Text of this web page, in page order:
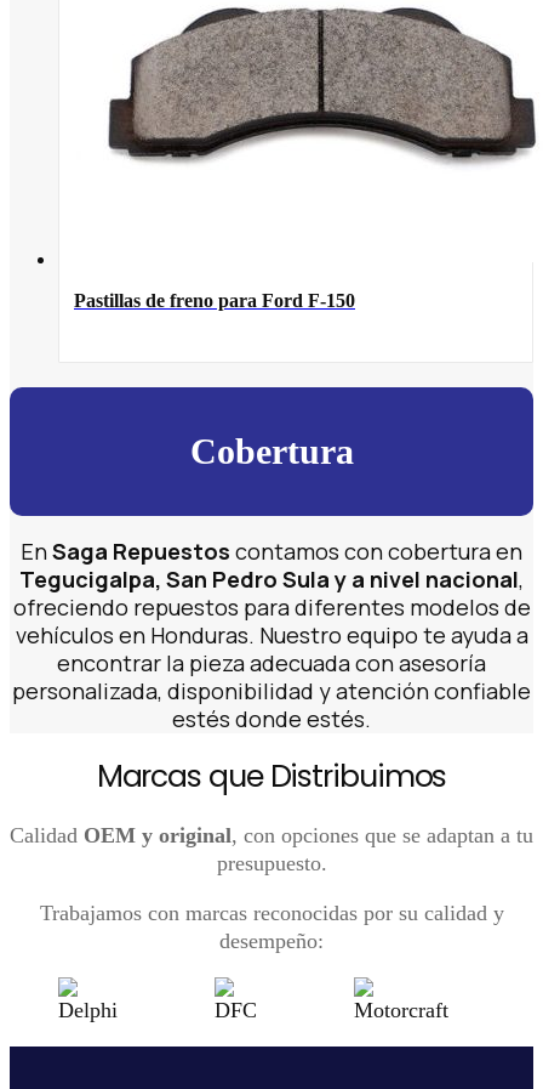
Pastillas de freno para Ford F-150
Cobertura
EnSaga Repuestos contamos con cobertura en
Tegucigalpa, San Pedro Sula y a nivel nacional,
ofreciendo repuestos para diferentes modelos de
vehículos en Honduras. Nuestro equipo te ayuda a
encontrar la pieza adecuada con asesoría
personalizada, disponibilidad y atención confiable
estés donde estés.
Marcas que Distribuimos
Calidad OEM y original, con opciones que se adaptan a tu
presupuesto.
Trabajamos con marcas reconocidas por su calidad y
desempeño: